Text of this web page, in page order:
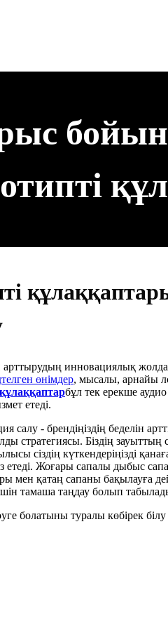
арттырудың инновациялық
өнімдер, мысалы, арнайы
бұл тек ерекше аудио
етеді.
салу - брендіңіздің беделін
стратегиясы. Біздің зауыттың
сіздің күткендеріңізді
етеді. Жоғары сапалы дыбыс
қатаң сапаны бақылауға
үшін тамаша таңдау болып
болатыны туралы көбірек